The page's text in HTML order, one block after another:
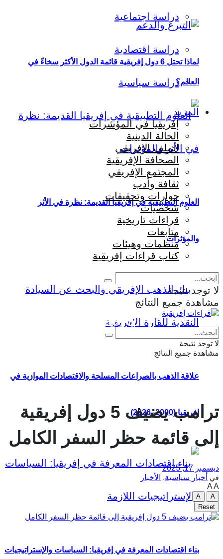
دراسة اجتماعية
دراسة اقتصادية
دراسة سياسية
العلوم التطبيقية في إفريقيا القديمة: نظرة في الأثر
والمؤثرات
علاقة الذهب بالصراعات المسلحة والاقتصادات الموازية في
إفريقيا (2000–2026)
بناء اقتصادات المعرفة في إفريقيا: السياسات والإستراتيجيات
لماذا تحتل 6 دول إفريقية قائمة الدول الأكثر سخاءً في
العالم؟
المزيد
إفريقيا في المؤشرات
الحالة الدينية
الملف الإفريقي
الصحافة الإفريقية
المجتمع الإفريقي
ثقافة وأدب
حوارات وتحقيقات
شخصيات
قراءات تاريخية
متابعات
منظمات وهيئات
كتاب قراءات إفريقية
لا توجد نتيجة
مشاهدة جميع النتائج
Eng Fr
لا توجد نتيجة
مشاهدة جميع النتائج
ترامب يضيف 5 دول إفريقية
إلى قائمة حظر السفر الكامل
ديسمبر 17, 2025
في أخبار سياسية, الأخبار
AA
A
A
Reset